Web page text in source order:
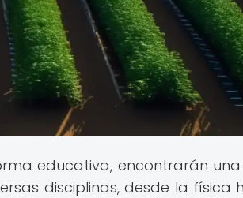
educativa, encontrarán
disciplinas, desde la física